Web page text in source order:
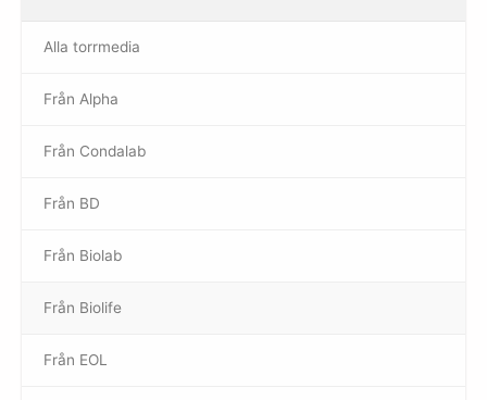
Alla torrmedia
Från Alpha
–
Från Condalab
Från BD
Från Biolab
–
Från Biolife
–
Från EOL
–